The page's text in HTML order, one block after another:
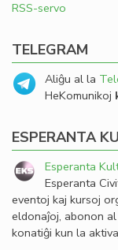
RSS-servo
TELEGRAM
Aliĝu al la
HeKomunikoj
ESPERANTA
Esperanta
Esperanta
eventoj kaj kursoj
eldonaĵoj, abonon
konatiĝi kun la